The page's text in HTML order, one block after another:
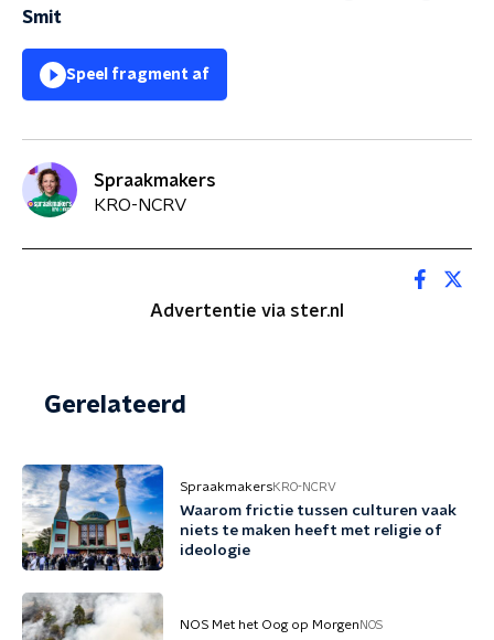
Smit
Speel fragment af
Spraakmakers
KRO-NCRV
Advertentie via ster.nl
Gerelateerd
SpraakmakersKRO-NCRV
Waarom frictie tussen culturen vaak
niets te maken heeft met religie of
ideologie
NOS Met het Oog op Morgen NOS